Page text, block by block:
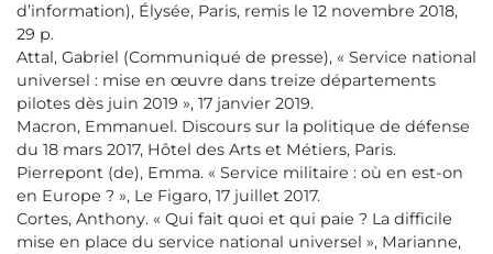
d’information), Élysée, Paris, remis le 12 novembre 2018,
29 p.
Attal, Gabriel (Communiqué de presse), « Service national
universel : mise en œuvre dans treize départements
pilotes dès juin 2019 », 17 janvier 2019.
Macron, Emmanuel. Discours sur la politique de défense
du 18 mars 2017, Hôtel des Arts et Métiers, Paris.
Pierrepont (de), Emma. « Service militaire : où en est-on
en Europe ? », Le Figaro, 17 juillet 2017.
Cortes, Anthony. « Qui fait quoi et qui paie ? La difficile
mise en place du service national universel », Marianne,